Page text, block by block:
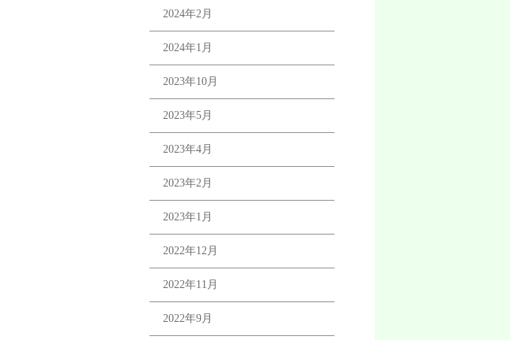
2024年2月
2024年1月
2023年10月
2023年5月
2023年4月
2023年2月
2023年1月
2022年12月
2022年11月
2022年9月